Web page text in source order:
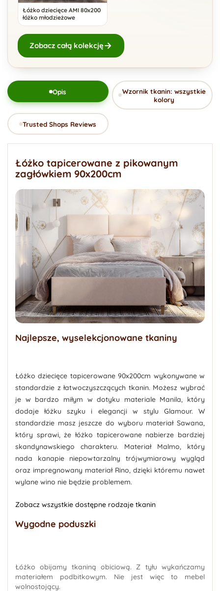
Łóżko dziecięce AMI 80x200
łóżko młodzieżowe
Zobacz całą kolekcję
Opis
Wzornik tkanin: wszystkie
kolory
Trusted Shops Reviews
Łóżko tapicerowane z pikowanym
zagłówkiem 90x200cm
Najlepsze, wyselekcjonowane tkaniny
Łóżko dziecięce tapicerowane 90x200cm wykonywane w
standardzie z łatwoczyszczących tkanin. Możesz wybrać
je w bardzo miłym w dotyku materiale Manila, który
dodaje łóżku szyku i elegancji w stylu Glamour. W
standardzie masz jeszcze do wyboru materiał Sawana,
który sprawi, że łóżko tapicerowane nabierze bardziej
skandynawskiego charakteru. Materiał Malmo, który
nada kanapie niepowtarzalny trójwymiarowy wygląd
oraz impregnowany materiał Rino, dzięki któremu nawet
wylane wino nie będzie problemem.
Zobacz wszystkie dostępne rodzaje tkanin
Wygodne poduszki
Łóżko obijamy tkaniną obiciową. Z tyłu wykańczamy
materiałem podbitkowym. Nie jest więc to mebel
wolnostojący.